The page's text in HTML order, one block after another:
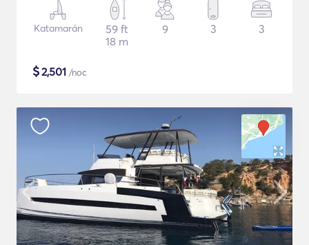
Katamarán
59 ft
18 m
9 3 3
$2,501 /noc